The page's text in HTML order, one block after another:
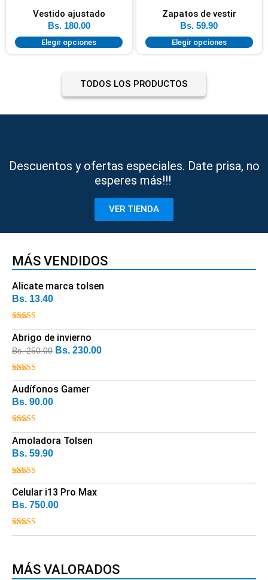
Vestido ajustado
Bs.180.00
Elegir opciones
Zapatos de vestir
Bs. 59.90
Elegir opciones
TODOS LOS PRODUCTOS
Descuentos y ofertas especiales. Date prisa, no
esperes más!!!
VER TIENDA
MÁS VENDIDOS
Alicate marca tolsen
Bs. 13.40
Valorado con
5.00de 5
Abrigo de invierno
Bs.250.00 Bs. 230.00
Valorado
con4.00
de 5
Audífonos Gamer
Bs. 90.00
Valorado con
5.00de 5
Amoladora Tolsen
Bs. 59.90
Valorado con
5.00de 5
Celular i13 Pro Max
Bs. 750.00
Valorado con
MÁS VALORADOS